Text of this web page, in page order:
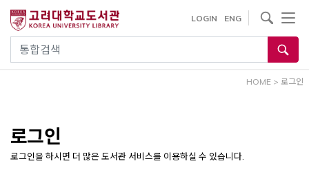
건
통합검색
LOGIN ENG
사이트내 검색
HOME > 로그인
로그인
로그인을 하시면 더 많은 도서관 서비스를 이용하실 수 있습니다.